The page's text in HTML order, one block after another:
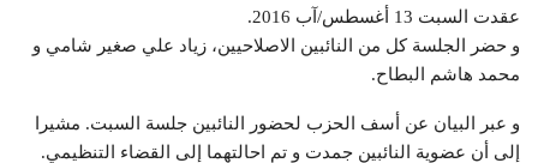
عقدت السبت 13 أغسطس/آب 2016.
و حضر الجلسة كل من النائبين الاصلاحيين، زياد علي صغير شامي و
محمد هاشم البطاح.
و عبر البيان عن أسف الحزب لحضور النائبين جلسة السبت. مشيرا
إلى أن عضوية النائبين جمدت و تم احالتهما إلى القضاء التنظيمي.